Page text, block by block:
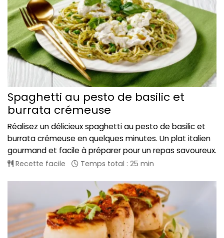
Spaghetti au pesto de basilic et
burrata crémeuse
Réalisez un délicieux spaghetti au pesto de basilic et
burrata crémeuse en quelques minutes. Un plat italien
gourmand et facile à préparer pour un repas savoureux.
Recette facile Temps total : 25 min